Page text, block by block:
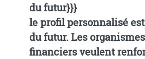
du futur}}}
le profil personnalisé
du futur. Les organismes
financiers veulent